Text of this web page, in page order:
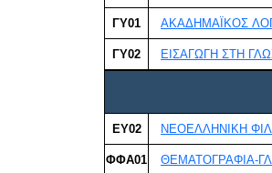
ΓY01 ΑKAΔΗΜΑΪΚΟΣ
ΓΥ02
ΕΙΣΑΓΩΓΗ ΣΤΗ
ΕΥ02
ΝΕΟΕΛΛΗΝΙΚΗ
ΦΦΑ01 ΘΕΜΑΤΟΓΡΑΦΙΑ-